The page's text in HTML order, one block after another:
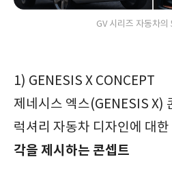
GV 시리즈 자동차의
1) GENESIS X CONCEPT
제네시스 엑스(GENESIS X)
럭셔리 자동차 디자인에 대한
각을 제시하는 콘셉트